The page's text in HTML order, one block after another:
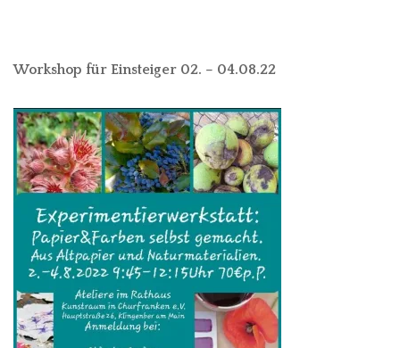
Workshop für Einsteiger 02. – 04.08.22